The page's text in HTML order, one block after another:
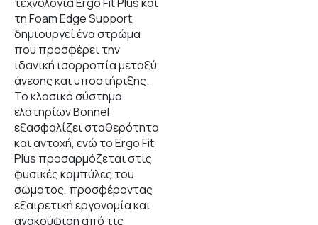
τη Foam Edge Support,
δημιουργεί ένα στρώμα
που προσφέρει την
ιδανική ισορροπία μεταξύ
άνεσης και υποστήριξης.
Το κλασικό σύστημα
ελατηρίων Bonnel
εξασφαλίζει σταθερότητα
και αντοχή, ενώ το Ergo Fit
Plus προσαρμόζεται στις
φυσικές καμπύλες του
σώματος, προσφέροντας
εξαιρετική εργονομία και
ανακούφιση από τις